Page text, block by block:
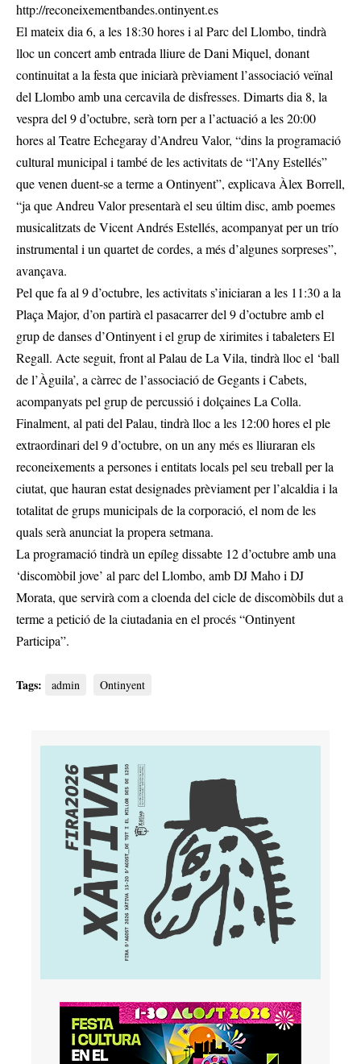
http://reconeixementbandes.ontinyent.es
El mateix dia 6, a les 18:30 hores i al Parc del Llombo, tindrà
lloc un concert amb entrada lliure de Dani Miquel, donant
continuitat a la festa que iniciarà prèviament l’associació veïnal
del Llombo amb una cercavila de disfresses. Dimarts dia 8, la
vespra del 9 d’octubre, serà torn per a l’actuació a les 20:00
hores al Teatre Echegaray d’Andreu Valor, “dins la programació
cultural municipal i també de les activitats de “l’Any Estellés”
que venen duent-se a terme a Ontinyent”, explicava Àlex Borrell,
“ja que Andreu Valor presentarà el seu últim disc, amb poemes
musicalitzats de Vicent Andrés Estellés, acompanyat per un trío
instrumental i un quartet de cordes, a més d’algunes sorpreses”,
avançava.
Pel que fa al 9 d’octubre, les activitats s’iniciaran a les 11:30 a la
Plaça Major, d’on partirà el pasacarrer del 9 d’octubre amb el
grup de danses d’Ontinyent i el grup de xirimites i tabaleters El
Regall. Acte seguit, front al Palau de La Vila, tindrà lloc el ‘ball
de l’Àguila’, a càrrec de l’associació de Gegants i Cabets,
acompanyats pel grup de percussió i dolçaines La Colla.
Finalment, al pati del Palau, tindrà lloc a les 12:00 hores el ple
extraordinari del 9 d’octubre, on un any més es lliuraran els
reconeixements a persones i entitats locals pel seu treball per la
ciutat, que hauran estat designades prèviament per l’alcaldia i la
totalitat de grups municipals de la corporació, el nom de les
quals serà anunciat la propera setmana.
La programació tindrà un epíleg dissabte 12 d’octubre amb una
‘discomòbil jove’ al parc del Llombo, amb DJ Maho i DJ
Morata, que servirà com a cloenda del cicle de discomòbils dut a
terme a petició de la ciutadania en el procés “Ontinyent
Participa”.
Tags: admin Ontinyent